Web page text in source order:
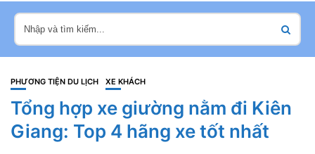
PHƯƠNG TIỆN DU LỊCH XE KHÁCH
Tổng hợp xe giường nằm đi Kiên
Giang: Top 4 hãng xe tốt nhất